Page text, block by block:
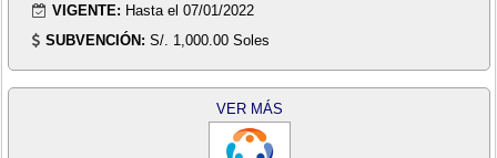
VIGENTE: Hasta el 07/01/2022
SUBVENCIÓN: S/. 1,000.00 Soles
VER MÁS